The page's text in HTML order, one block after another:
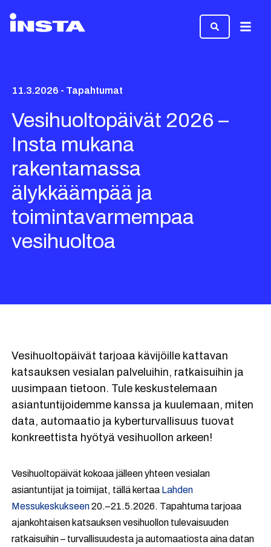
11.3.2026 - Tapahtumat
Vesihuoltopäivät 2026 –
Insta mukana
rakentamassa
älykkäämpää ja
toimintavarmempaa
vesihuoltoa
Vesihuoltopäivät tarjoaa kävijöille kattavan
katsauksen vesialan palveluihin, ratkaisuihin ja
uusimpaan tietoon. Tule keskustelemaan
asiantuntijoidemme kanssa ja kuulemaan, miten
data, automaatio ja kyberturvallisuus tuovat
konkreettista hyötyä vesihuollon arkeen!
Vesihuoltopäivät kokoaa jälleen yhteen vesialan
asiantuntijat ja toimijat, tällä kertaa Lahden
Messukeskukseen20.–21.5.2026. Tapahtuma tarjoaa
ajankohtaisen katsauksen vesihuollon tulevaisuuden
ratkaisuihin – turvallisuudesta ja automaatiosta aina datan